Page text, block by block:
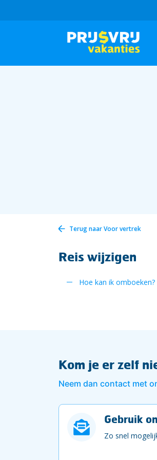
Terug naarVoor vertrek
Reis wijzigen
Hoe kan ik omboeken?
Kom je er zelf
Neem dan contact met
Gebruik
Zo snel